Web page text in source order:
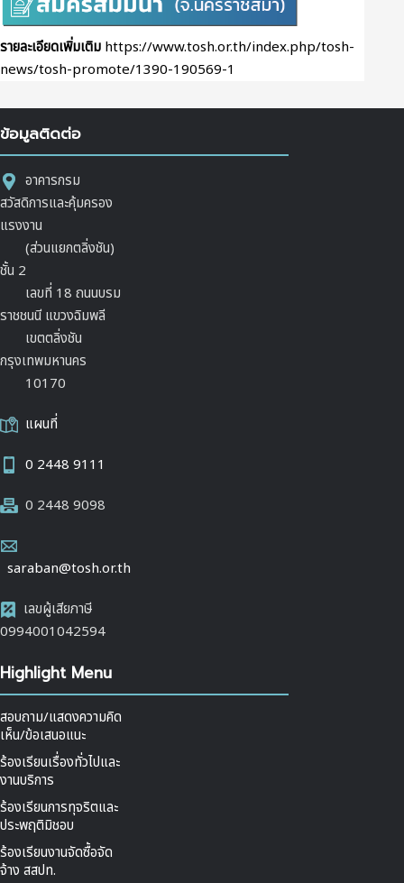
รายละเอียดเพิ่มเติม https://www.tosh.or.th/index.php/tosh-
news/tosh-promote/1390-190569-1
ข้อมูลติดต่อ
อาคารกรม
สวัสดิการและคุ้มครอง
แรงงาน
(ส่วนแยกตลิ่งชัน)
ชั้น 2
เลขที่ 18 ถนนบรม
ราชชนนี แขวงฉิมพลี
เขตตลิ่งชัน
กรุงเทพมหานคร
10170
แผนที่
0 2448 9111
0 2448 9098
saraban@tosh.or.th
เลขผู้เสียภาษี
0994001042594
Highlight Menu
สอบถาม/แสดงความคิด
เห็น/ข้อเสนอแนะ
ร้องเรียนเรื่องทั่วไปและ
งานบริการ
ร้องเรียนการทุจริตและ
ประพฤติมิชอบ
ร้องเรียนงานจัดซื้อจัด
จ้าง สสปท.